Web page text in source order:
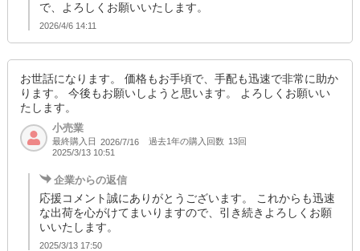
で、よろしくお願いいたします。
2026/4/6 14:11
お世話になります。 価格もお手頃で、手配も迅速で非常に助か
ります。 今後もお願いしようと思います。 よろしくお願いい
たします。
小売業
最終購入日 2026/7/16 過去1年の購入回数 13回
2025/3/13 10:51
企業からの返信
応援コメント誠にありがとうございます。 これからも迅速
な出荷を心がけてまいりますので、引き続きよろしくお願
いいたします。
2025/3/13 17:50